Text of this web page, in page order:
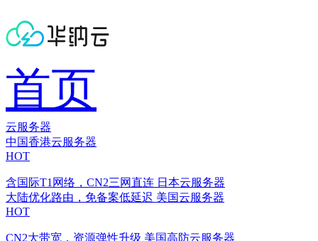
首页
云服务器
中国香港云服务器
HOT
含国际T1网络，CN2三网直连 日本云服务器
大陆优化路由，免备案低延迟 美国云服务器
HOT
CN2大带宽，资源弹性升级 美国高防云服务器